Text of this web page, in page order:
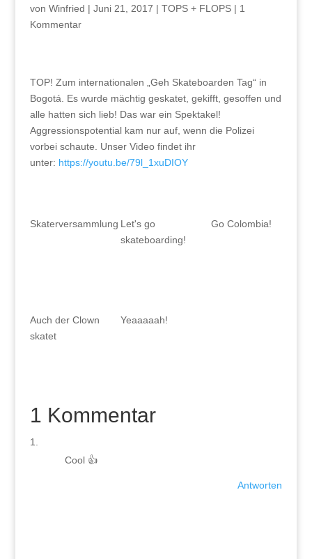
von Winfried | Juni 21, 2017 | TOPS + FLOPS| 1
Kommentar
TOP! Zum internationalen „Geh Skateboarden Tag“ in
Bogotá. Es wurde mächtig geskatet, gekifft, gesoffen und
alle hatten sich lieb! Das war ein Spektakel!
Aggressionspotential kam nur auf, wenn die Polizei
vorbei schaute. Unser Video findet ihr
unter: https://youtu.be/79l_1xuDIOY
Skaterversammlung Let's go
skateboarding!
Go Colombia!
Auch der Clown
skatet
Yeaaaaah!
1 Kommentar
Cool 👍
Antworten